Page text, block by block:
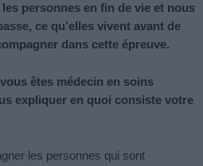
personnes en fin de vie et nous
ce qu’elles vivent avant de
dans cette épreuve.
êtes médecin en soins
expliquer en quoi consiste votre
les personnes qui sont